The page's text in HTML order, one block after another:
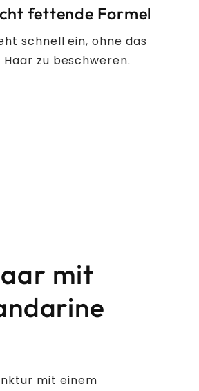
fettende Formel
schnell ein, ohne das
Haar zu beschweren.
mit
mit einem